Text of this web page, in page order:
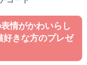
情がかわいらし
好きな方のプレゼ